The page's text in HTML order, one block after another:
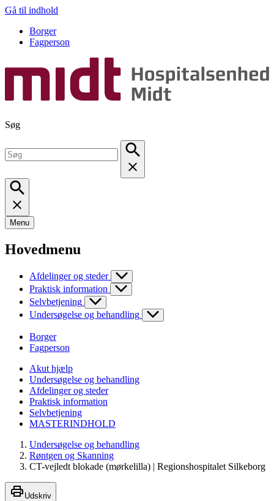
Gå til indhold
Borger
Fagperson
Søg
Menu
Hovedmenu
Afdelinger og steder
Praktisk information
Selvbetjening
Undersøgelse og behandling
Borger
Fagperson
Akut hjælp
Undersøgelse og behandling
Afdelinger og steder
Praktisk information
Selvbetjening
MASTERINDHOLD
Undersøgelse og behandling
Røntgen og Skanning
CT-vejledt blokade (mørkelilla) | Regionshospitalet Silkeborg
Udskriv